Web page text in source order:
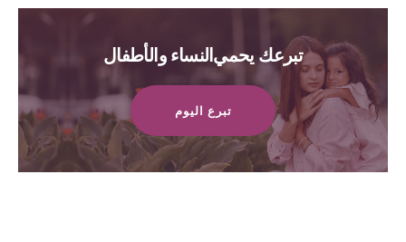
تبرعك يحمي النساء والأطفال
تبرع اليوم